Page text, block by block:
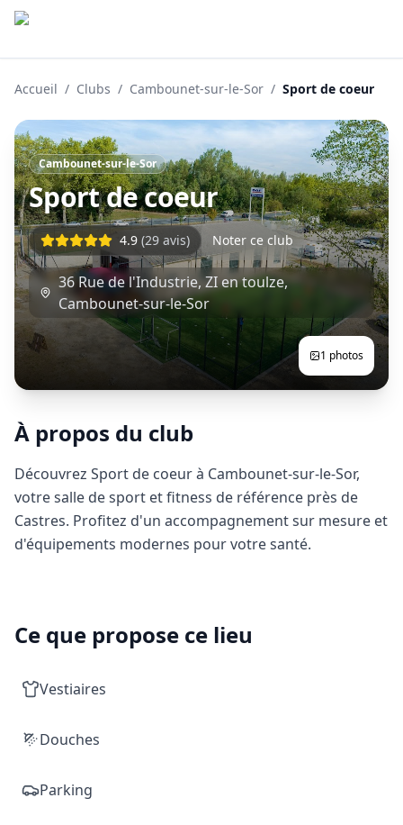
Accueil / Clubs / Cambounet-sur-le-Sor / Sport de coeur
Cambounet-sur-le-Sor
Sport de coeur
4.9 (29 avis) Noter ce club
36 Rue de l'Industrie, ZI en toulze,
Cambounet-sur-le-Sor
1 photos
À propos du club
Découvrez Sport de coeur à Cambounet-sur-le-Sor,
votre salle de sport et fitness de référence près de
Castres. Profitez d'un accompagnement sur mesure et
d'équipements modernes pour votre santé.
Ce que propose ce lieu
Vestiaires
Douches
Parking